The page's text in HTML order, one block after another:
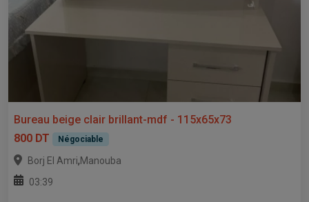
Bureau beige clair brillant-mdf - 115x65x73
800 DT
Négociable
Borj El Amri,Manouba
03:39